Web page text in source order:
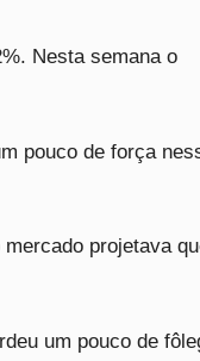
Nesta semana o
pouco de força
projetava
um pouco de